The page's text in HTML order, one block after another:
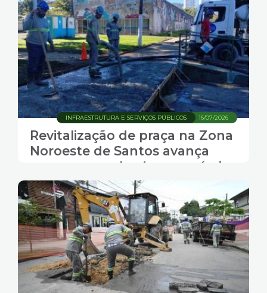
16/07/2026
INFRAESTRUTURA E SERVIÇOS PÚBLICOS
Revitalização de praça na Zona
Noroeste de Santos avança
com novas calçadas acessíveis